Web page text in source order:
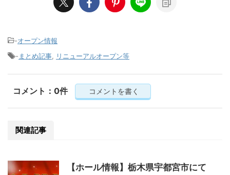
-オープン情報
- まとめ記事 リニューアルオープン等
コメント：0件 コメントを書く
関連記事
【ホール情報】栃木県宇都宮市にて